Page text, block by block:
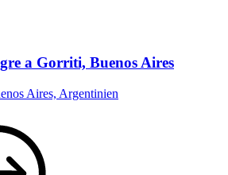
a Gorriti, Buenos Aires
Aires, Argentinien